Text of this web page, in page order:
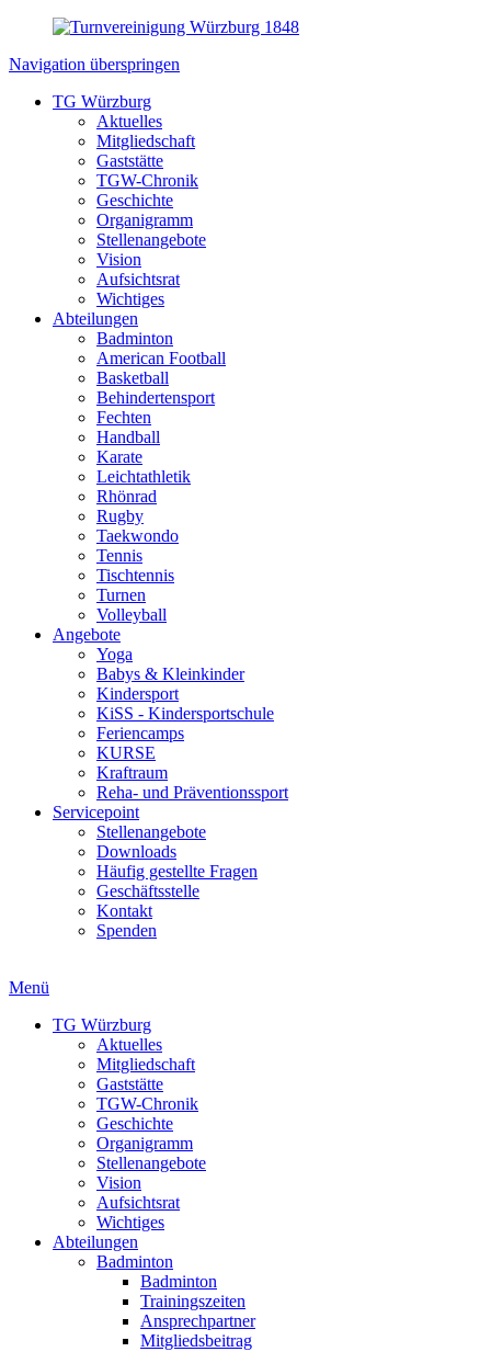
Navigation überspringen
TG Würzburg
Aktuelles
Mitgliedschaft
Gaststätte
TGW-Chronik
Geschichte
Organigramm
Stellenangebote
Vision
Aufsichtsrat
Wichtiges
Abteilungen
Badminton
American Football
Basketball
Behindertensport
Fechten
Handball
Karate
Leichtathletik
Rhönrad
Rugby
Taekwondo
Tennis
Tischtennis
Turnen
Volleyball
Angebote
Yoga
Babys & Kleinkinder
Kindersport
KiSS - Kindersportschule
Feriencamps
KURSE
Kraftraum
Reha- und Präventionssport
Servicepoint
Stellenangebote
Downloads
Häufig gestellte Fragen
Geschäftsstelle
Kontakt
Spenden
Menü
TG Würzburg
Aktuelles
Mitgliedschaft
Gaststätte
TGW-Chronik
Geschichte
Organigramm
Stellenangebote
Vision
Aufsichtsrat
Wichtiges
Abteilungen
Badminton
Badminton
Trainingszeiten
Ansprechpartner
Mitgliedsbeitrag